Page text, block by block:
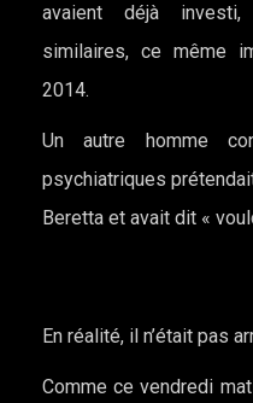
avaient déjà
similaires, ce même
2014.
Un autre homme
psychiatriques
Beretta et avait dit «
En réalité, il n’était pas
Comme ce vendredi